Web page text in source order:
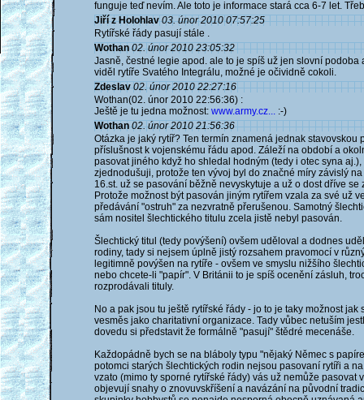
funguje teď nevím. Ale toto je informace stará cca 6-7 let.
Jiří z Holohlav 03. únor 2010 07:57:25
Rytířské řády pasují stále .
Wothan 02. únor 2010 23:05:32
Jasně, čestné legie apod. ale to je spíš už jen slovní
viděl rytíře Svatého Integrálu, možné je očividně cokoli.
Zdeslav 02. únor 2010 22:27:16
Wothan(02. únor 2010 22:56:36) :
Ještě je tu jedna možnost: www.army.cz... :-)
Wothan 02. únor 2010 21:56:36
Otázka je jaký rytíř? Ten termín znamená jednak
příslušnost k vojenskému řádu apod. Záleží na období a
pasovat jiného když ho shledal hodným (tedy i otec syna
zjednodušuji, protože ten vývoj byl do značné míry závislý
16.st. už se pasování běžně nevyskytuje a už o dost dříve
Protože možnost být pasován jiným rytířem vzala za své už
předávání "ostruh" za nezvratně přerušenou. Samotný
sám nositel šlechtického titulu zcela jistě nebyl pasován.
Šlechtický titul (tedy povýšení) ovšem uděloval a dodnes
rodiny, tady si nejsem úplně jistý rozsahem pravomocí v
legitimně povýšen na rytíře - ovšem ve smyslu nižšího
nebo chcete-li "papír". V Británii to je spíš ocenění zásluh,
rozprodávali tituly.
No a pak jsou tu ještě rytířské řády - jo to je taky možnost
vesměs jako charitativní organizace. Tady vůbec netuším
dovedu si představit že formálně "pasují" štědré mecenáše.
Každopádně bych se na bláboly typu "nějaký Němec s
potomci starých šlechtických rodin nejsou pasovaní rytíři a
vzato (mimo ty sporné rytířské řády) vás už nemůže
objevují snahy o znovuvskříšení a navázání na původní